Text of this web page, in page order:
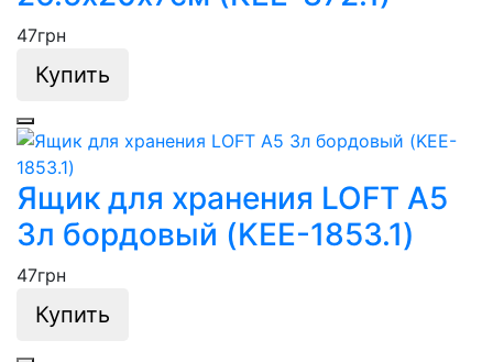
47грн
Купить
Ящик для хранения LOFT А5
3л бордовый (KEE-1853.1)
47грн
Купить